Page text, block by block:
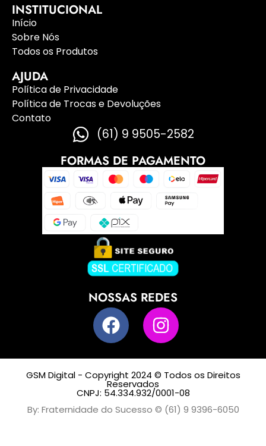
INSTITUCIONAL
Início
Sobre Nós
Todos os Produtos
AJUDA
Política de Privacidade
Política de Trocas e Devoluções
Contato
(61) 9 9505-2582
FORMAS DE PAGAMENTO
NOSSAS REDES
GSM Digital - Copyright 2024 © Todos os Direitos
Reservados
CNPJ: 54.334.932/0001-08
By: Fraternidade do Sucesso © (61) 9 9396-6050